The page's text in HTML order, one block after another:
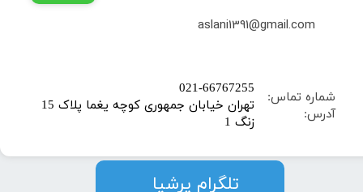
شماره تماس:
آدرس:
​021-66767255
تهران خیابان جمهوری کوچه یغما پلاک 15
زنگ 1
​aslani1391@gmail.com
​​​​تلگرام پرشیا